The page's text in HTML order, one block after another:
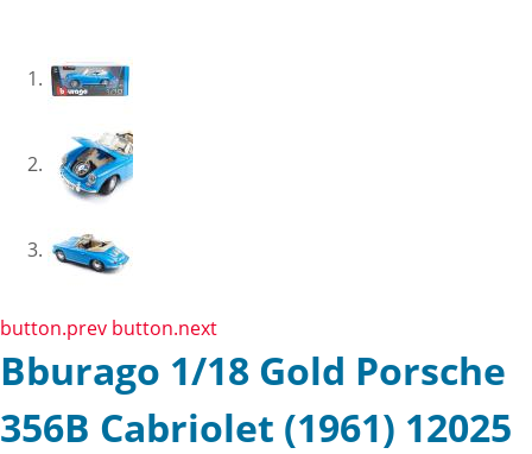
button.prev button.next
Bburago 1/18 Gold Porsche
356B Cabriolet (1961) 12025